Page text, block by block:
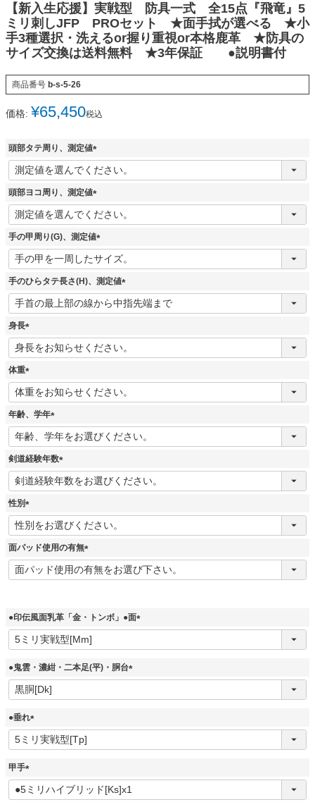
【新入生応援】実戦型 防具一式 全15点『飛竜』5
ミリ刺しJFP PROセット ★面手拭が選べる ★小
手3種選択・洗えるor握り重視or本格鹿革 ★防具の
サイズ交換は送料無料 ★3年保証 ●説明書付
商品番号 b-s-5-26
価格: ¥65,450税込
頭部タテ周り、測定値
(
必
須
頭部ヨコ周り、測定値
(
必
須
手の甲周り(G)、測定値
(
必
須
手のひらタテ長さ(H)、測定値
(
必
身長
(
必
須
体重
(
必
年齢、学年
(
須
剣道経験年数
(
必
性別
(
必
須
面パッド使用の有無
(
必
●印伝風面乳革「金・トンボ」●面
(
●鬼雲・濃紺・二本足(平)・胴台
(
●垂れ
(
必
甲手
(
必